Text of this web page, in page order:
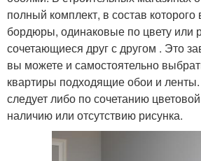
полный комплект, в состав которого
бордюры, одинаковые по цвету или
сочетающиеся друг с другом . Это
вы можете и самостоятельно
квартиры подходящие обои и
следует либо по сочетанию
наличию или отсутствию рисунка.